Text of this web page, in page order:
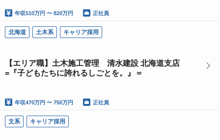
年収510万円 〜 820万円 正社員
北海道 土木系 キャリア採用
【エリア職】土木施工管理 清水建設 北海道支店
=『子どもたちに誇れるしごとを。』＝
年収470万円 〜 750万円 正社員
文系 キャリア採用